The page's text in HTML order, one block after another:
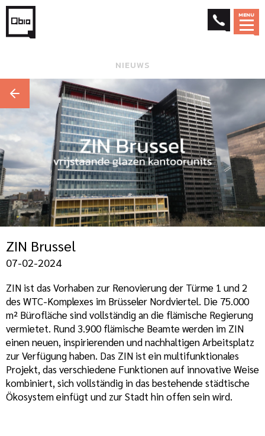
MENU
NIEUWS
ZIN Brussel
07-02-2024
ZIN ist das Vorhaben zur Renovierung der Türme 1 und 2
des WTC-Komplexes im Brüsseler Nordviertel. Die 75.000
m² Bürofläche sind vollständig an die flämische Regierung
vermietet. Rund 3.900 flämische Beamte werden im ZIN
einen neuen, inspirierenden und nachhaltigen Arbeitsplatz
zur Verfügung haben. Das ZIN ist ein multifunktionales
Projekt, das verschiedene Funktionen auf innovative Weise
kombiniert, sich vollständig in das bestehende städtische
Ökosystem einfügt und zur Stadt hin offen sein wird.